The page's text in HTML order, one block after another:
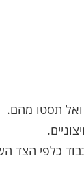
ואל תסטו מהם.
כלפי הצד